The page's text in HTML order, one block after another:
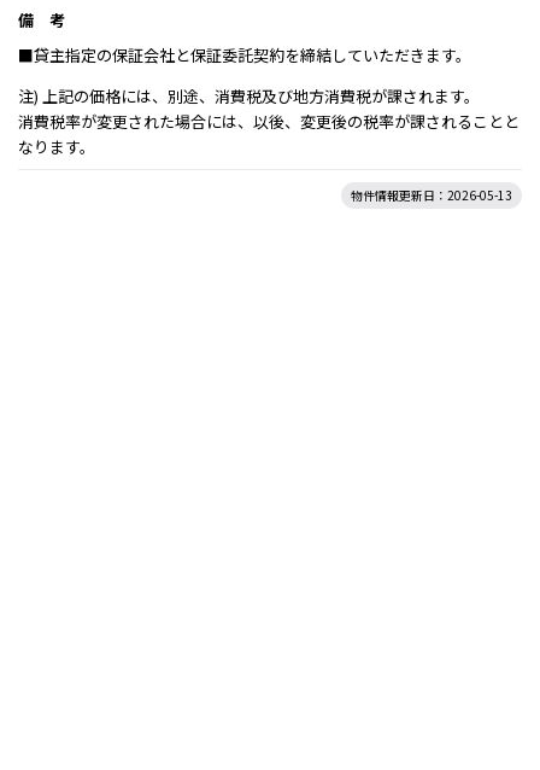
備 考
■貸主指定の保証会社と保証委託契約を締結していただきます。
注) 上記の価格には、別途、消費税及び地方消費税が課されます。
消費税率が変更された場合には、以後、変更後の税率が課されることと
なります。
物件情報更新日：2026-05-13